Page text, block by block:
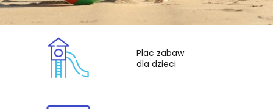
Plac zabaw
dla dzieci